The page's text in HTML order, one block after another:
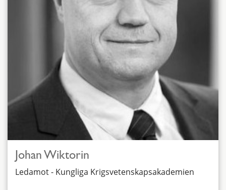
Johan Wiktorin
Ledamot - Kungliga Krigsvetenskapsakademien